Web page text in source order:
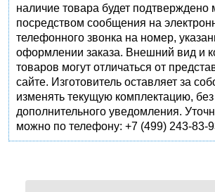
наличие товара будет
посредством сообщения на
телефонного звонка на номер,
оформлении заказа. Внешний вид и
товаров могут отличаться от
сайте. Изготовитель оставляет за
изменять текущую комплектацию, без
дополнительного уведомления.
можно по телефону: +7 (499) 243-83-